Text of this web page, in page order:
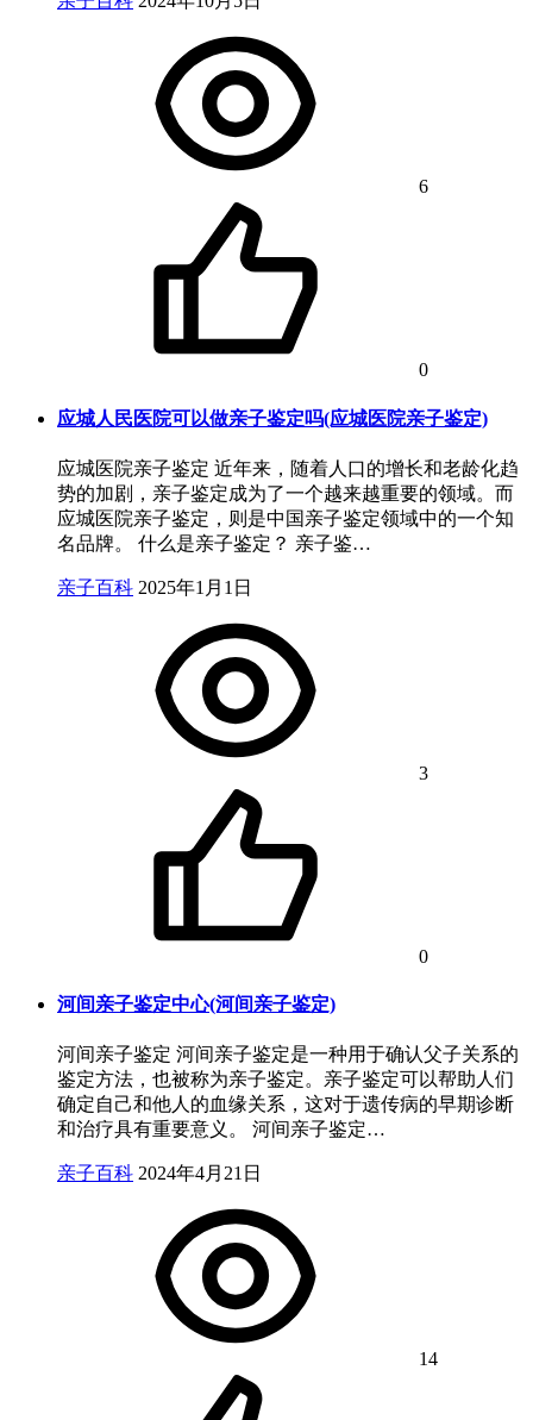
6
0
应城人民医院可以做亲子鉴定吗(应城医院亲子鉴定)
应城医院亲子鉴定 近年来，随着人口的增长和老龄化趋
势的加剧，亲子鉴定成为了一个越来越重要的领域。而
应城医院亲子鉴定，则是中国亲子鉴定领域中的一个知
名品牌。 什么是亲子鉴定？ 亲子鉴…
亲子百科 2025年1月1日
3
0
河间亲子鉴定中心(河间亲子鉴定)
河间亲子鉴定 河间亲子鉴定是一种用于确认父子关系的
鉴定方法，也被称为亲子鉴定。亲子鉴定可以帮助人们
确定自己和他人的血缘关系，这对于遗传病的早期诊断
和治疗具有重要意义。 河间亲子鉴定…
亲子百科 2024年4月21日
14